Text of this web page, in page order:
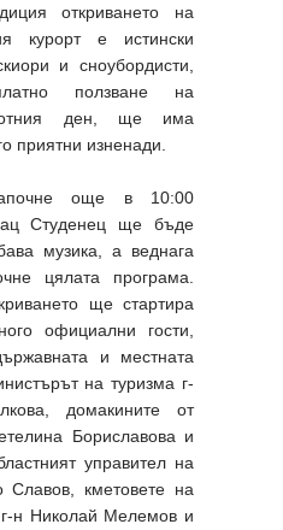
откриването на
курорт е истински
и сноубордисти,
ползване на
ден, ще има
приятни изненади.
още в 10:00
Студенец ще бъде
музика, а веднага
цялата програма.
ще стартира
официални гости,
и местната
на туризма г-
домакините от
Бориславова и
управител на
кметовете на
н Николай Мелемов и